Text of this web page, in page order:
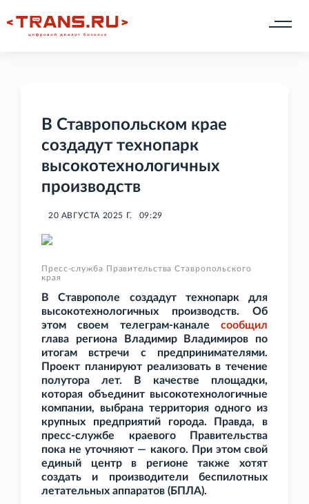
В Ставропольском крае
создадут технопарк
высокотехнологичных
производств
20 АВГУСТА 2025 Г. 09:29
Пресс-служба Правительства Ставропольского
края
В Ставрополе создадут технопарк для
высокотехнологичных производств. Об
этом своем телеграм-канале сообщил
глава региона Владимир Владимиров по
итогам встречи с предпринимателями.
Проект планируют реализовать в течение
полутора лет. В качестве площадки,
которая объединит высокотехнологичные
компании, выбрана территория одного из
крупных предприятий города. Правда, в
пресс-службе краевого Правительства
пока не уточняют — какого. При этом свой
единый центр в регионе также хотят
создать и производители беспилотных
летательных аппаратов (БПЛА).